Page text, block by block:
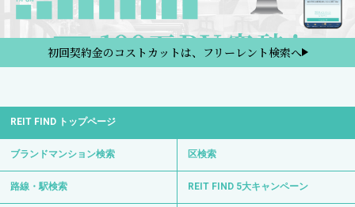
初回契約金のコストカットは、フリーレント検索へ
REIT FIND トップページ
ブランドマンション検索 区検索
路線・駅検索 REIT FIND 5大キャンペーン